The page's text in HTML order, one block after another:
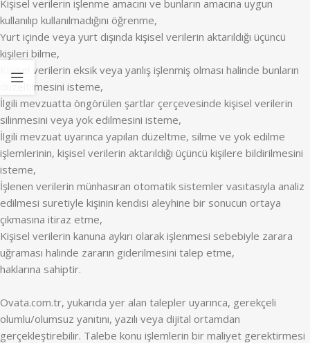
Kişisel verilerin işlenme amacını ve bunların amacına uygun
kullanılıp kullanılmadığını öğrenme,
Yurt içinde veya yurt dışında kişisel verilerin aktarıldığı üçüncü
kişileri bilme,
Kişisel verilerin eksik veya yanlış işlenmiş olması halinde bunların
düzeltilmesini isteme,
İlgili mevzuatta öngörülen şartlar çerçevesinde kişisel verilerin
silinmesini veya yok edilmesini isteme,
İlgili mevzuat uyarınca yapılan düzeltme, silme ve yok edilme
işlemlerinin, kişisel verilerin aktarıldığı üçüncü kişilere bildirilmesini
isteme,
İşlenen verilerin münhasıran otomatik sistemler vasıtasıyla analiz
edilmesi suretiyle kişinin kendisi aleyhine bir sonucun ortaya
çıkmasına itiraz etme,
Kişisel verilerin kanuna aykırı olarak işlenmesi sebebiyle zarara
uğraması halinde zararın giderilmesini talep etme,
haklarına sahiptir.
Ovata.com.tr, yukarıda yer alan talepler uyarınca, gerekçeli
olumlu/olumsuz yanıtını, yazılı veya dijital ortamdan
gerçekleştirebilir. Talebe konu işlemlerin bir maliyet gerektirmesi